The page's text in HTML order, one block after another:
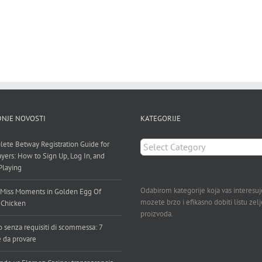
NOVOSTI
Betway Registration Guide for
How to Sign Up, Log In, and
Moments in Golden Egg Of
senza requisiti di scommessa: 7
da provare
KATEGORIJE
KATEGORIJE
Odabirom kategorije koja vas
mozete brzo i efikasno dobiti listu
proizvoda.